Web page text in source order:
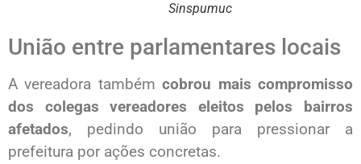
Sinspumuc
União entre parlamentares locais
A vereadora tambémcobrou mais compromisso
dos colegas vereadores eleitos pelos bairros
afetados, pedindo união para pressionar a
prefeitura por ações concretas.